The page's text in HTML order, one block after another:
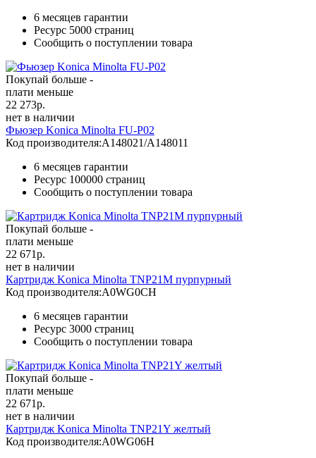
6 месяцев гарантии
Ресурс 5000 страниц
Сообщить о поступлении товара
Покупай больше -
плати меньше
22 273р.
нет в наличии
Фьюзер Konica Minolta FU-P02
Код производителя:A148021/A148011
6 месяцев гарантии
Ресурс 100000 страниц
Сообщить о поступлении товара
Покупай больше -
плати меньше
22 671р.
нет в наличии
Картридж Konica Minolta TNP21M пурпурный
Код производителя:A0WG0CH
6 месяцев гарантии
Ресурс 3000 страниц
Сообщить о поступлении товара
Покупай больше -
плати меньше
22 671р.
нет в наличии
Картридж Konica Minolta TNP21Y желтый
Код производителя:A0WG06H